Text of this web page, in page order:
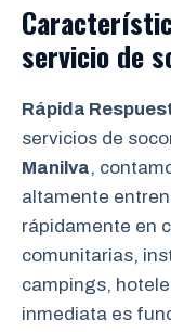
servicio de
Rápida
servicios de
Manilva,
altamente
rápidamente en
comunitarias,
campings,
inmediata es